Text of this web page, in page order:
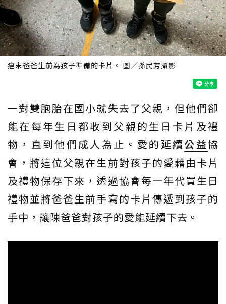
癌末爸爸生前為孩子準備的卡片。 圖／孫民芳攝影
一對雙胞胎在國小就失去了父親，但他們卻
能在每年生日都收到父親的生日卡片及禮
物，直到他們成人為止。愛的延續公益協
會，將這位父親在生前對孩子的愛藉由卡片
及禮物保存下來，透過協會每一年代買生日
禮物並將爸爸生前手寫的卡片傳遞到孩子的
手中，讓陳爸爸對孩子的愛能延續下去。